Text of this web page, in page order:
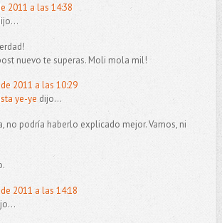
2011 a las 14:38
nuevo te superas. Moli mola mil!
2011 a las 10:29
ye-ye dijo...
no podría haberlo explicado mejor. Vamos, ni
2011 a las 14:18